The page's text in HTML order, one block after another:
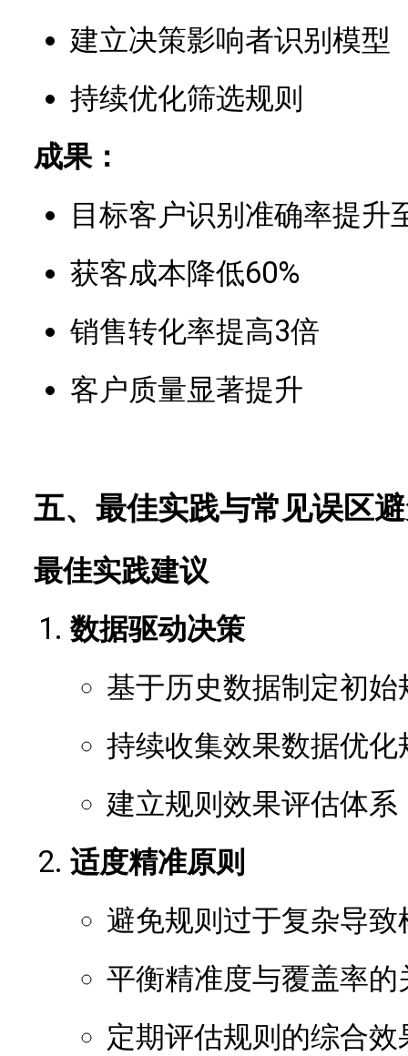
建立决策影响者识别模型
持续优化筛选规则
成果：
目标客户识别准确率提升
获客成本降低60%
销售转化率提高3倍
客户质量显著提升
五、最佳实践与常见误区
最佳实践建议
数据驱动决策
基于历史数据制定初始
持续收集效果数据优化
建立规则效果评估体系
适度精准原则
避免规则过于复杂导致
平衡精准度与覆盖率的
定期评估规则的综合效